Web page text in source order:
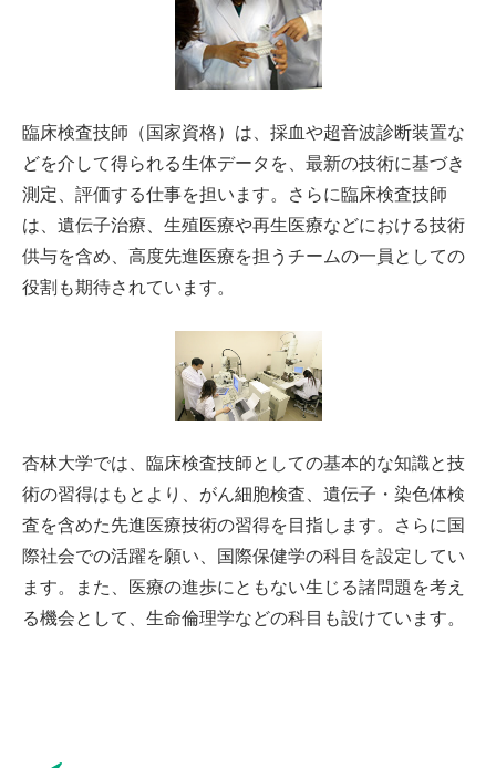
臨床検査技師（国家資格）は、採血や超音波診断装置な
どを介して得られる生体データを、最新の技術に基づき
測定、評価する仕事を担います。さらに臨床検査技師
は、遺伝子治療、生殖医療や再生医療などにおける技術
供与を含め、高度先進医療を担うチームの一員としての
役割も期待されています。
杏林大学では、臨床検査技師としての基本的な知識と技
術の習得はもとより、がん細胞検査、遺伝子・染色体検
査を含めた先進医療技術の習得を目指します。さらに国
際社会での活躍を願い、国際保健学の科目を設定してい
ます。また、医療の進歩にともない生じる諸問題を考え
る機会として、生命倫理学などの科目も設けています。